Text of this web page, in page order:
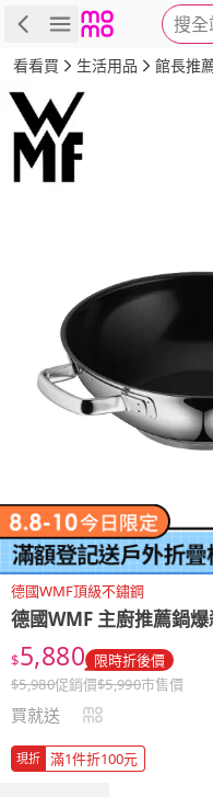
搜全
商品 評價
看看買 生活用品 館長推
德國WMF頂級不鏽鋼
德國WMF 主廚推薦鍋
$5,880 限時折後價
$5,980促銷價$5,990市售價
買就送
現折 滿1件折100元